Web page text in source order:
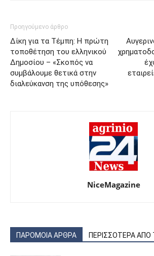
Προηγούμενο άρθρο
Δίκη για τα Τέμπη: Η πρώτη
τοποθέτηση του ελληνικού
Δημοσίου – «Σκοπός να
συμβάλουμε θετικά στην
διαλεύκανση της υπόθεσης»
NiceMagazine
ΠΑΡΟΜΟΙΑ ΑΡΘΡΑ ΠΕΡΙΣΣΟΤΕΡΑ